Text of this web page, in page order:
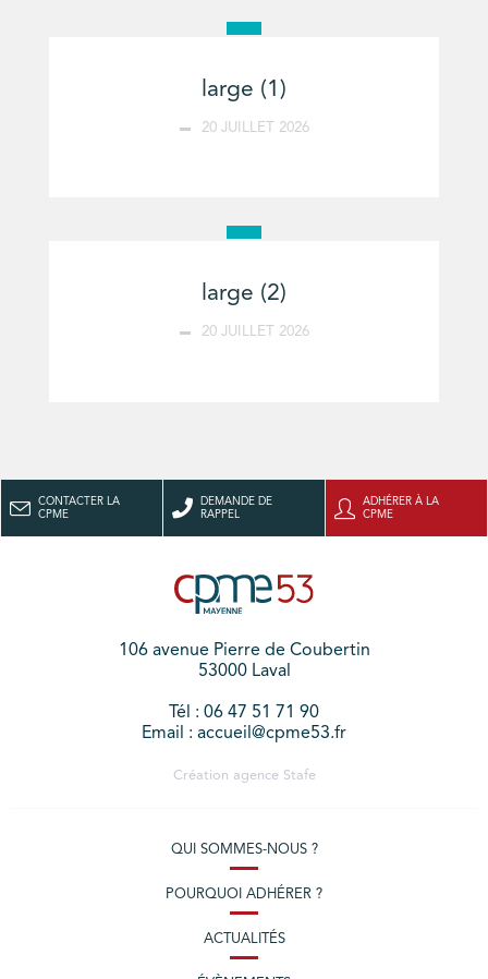
large (1)
20 JUILLET 2026
large (2)
20 JUILLET 2026
CONTACTER LA
CPME
DEMANDE DE
RAPPEL
ADHÉRER À LA
CPME
106 avenue Pierre de Coubertin
53000 Laval
Tél : 06 47 51 71 90
Email : accueil@cpme53.fr
Création agence Stafe
QUI SOMMES-NOUS ?
POURQUOI ADHÉRER ?
ACTUALITÉS